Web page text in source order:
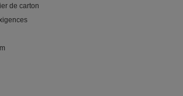
de carton